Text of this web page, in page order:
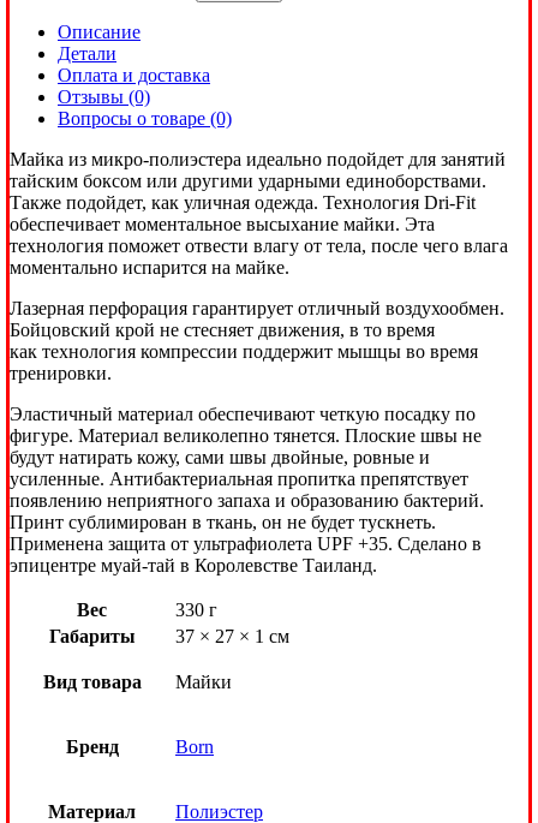
Описание
Детали
Оплата и доставка
Отзывы (0)
Вопросы о товаре (0)
Майка из микро-полиэстера идеально подойдет для занятий
тайским боксом или другими ударными единоборствами.
Также подойдет, как уличная одежда. Технология Dri-Fit
обеспечивает моментальное высыхание майки. Эта
технология поможет отвести влагу от тела, после чего влага
моментально испарится на майке.
Лазерная перфорация гарантирует отличный воздухообмен.
Бойцовский крой не стесняет движения, в то время
как технология компрессии поддержит мышцы во время
тренировки.
Эластичный материал обеспечивают четкую посадку по
фигуре. Материал великолепно тянется. Плоские швы не
будут натирать кожу, сами швы двойные, ровные и
усиленные. Антибактериальная пропитка препятствует
появлению неприятного запаха и образованию бактерий.
Принт сублимирован в ткань, он не будет тускнеть.
Применена защита от ультрафиолета UPF +35. Сделано в
эпицентре муай-тай в Королевстве Таиланд.
Вес
330 г
Габариты
37 × 27 × 1 см
Вид товара Майки
Бренд Born
Материал Полиэстер